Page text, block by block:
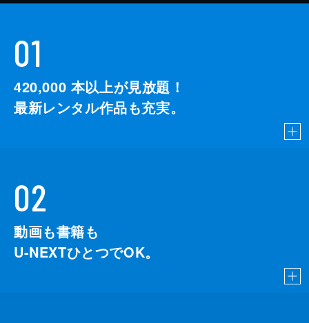
01
420,000 本以上が見放題！
最新レンタル作品も充実。
02
動画も書籍も
U-NEXTひとつでOK。